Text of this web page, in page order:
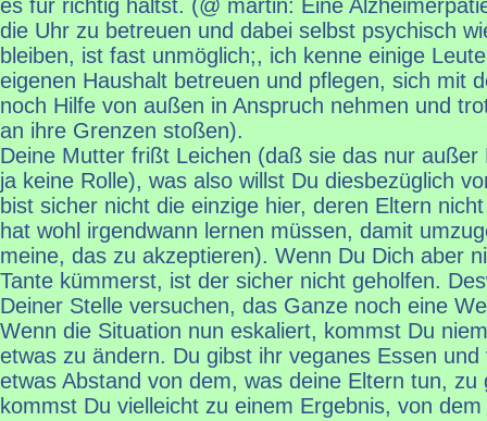
es für richtig hältst. (@ martin: Eine
die Uhr zu betreuen und dabei selbst psychisch
bleiben, ist fast unmöglich;, ich kenne einige
eigenen Haushalt betreuen und pflegen, sich mit
noch Hilfe von außen in Anspruch nehmen und
an ihre Grenzen stoßen).
Deine Mutter frißt Leichen (daß sie das nur außer
ja keine Rolle), was also willst Du diesbezüglich
bist sicher nicht die einzige hier, deren Eltern
hat wohl irgendwann lernen müssen, damit
meine, das zu akzeptieren). Wenn Du Dich aber
Tante kümmerst, ist der sicher nicht geholfen.
Deiner Stelle versuchen, das Ganze noch eine
Wenn die Situation nun eskaliert, kommst Du
etwas zu ändern. Du gibst ihr veganes Essen
etwas Abstand von dem, was deine Eltern tun, zu
kommst Du vielleicht zu einem Ergebnis, von